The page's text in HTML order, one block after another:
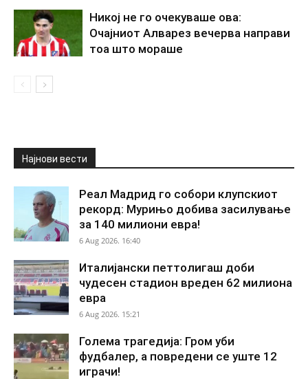
Никој не го очекуваше ова:
Очајниот Алварез вечерва направи
тоа што мораше
Најнови вести
Реал Мадрид го собори клупскиот
рекорд: Мурињо добива засилување
за 140 милиони евра!
6 Aug 2026. 16:40
Италијански петтолигаш доби
чудесен стадион вреден 62 милиона
евра
6 Aug 2026. 15:21
Голема трагедија: Гром уби
фудбалер, а повредени се уште 12
играчи!